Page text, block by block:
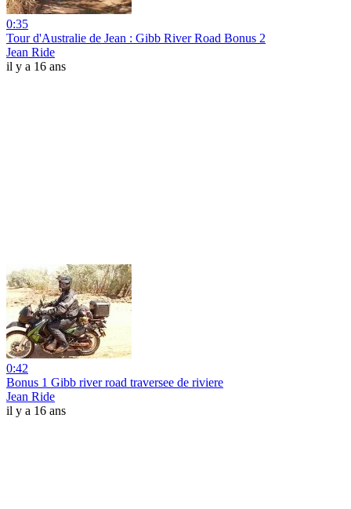
0:35
Tour d'Australie de Jean : Gibb River Road Bonus 2
Jean Ride
il y a 16 ans
0:42
Bonus 1 Gibb river road traversee de riviere
Jean Ride
il y a 16 ans